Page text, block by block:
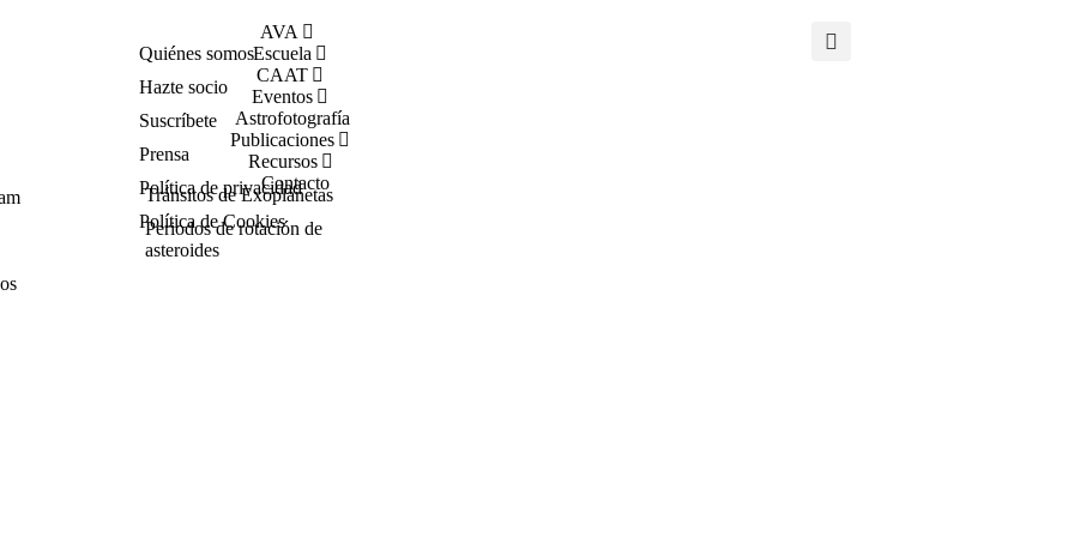
AVA
Quiénes somos
Hazte socio
Suscríbete
Prensa
Política de privacidad
Política de Cookies
Escuela
CAAT
Eventos
Astrofotografía
Publicaciones
Tránsitos de Exoplanetas
Periodos de rotación de
asteroides
Recursos
Contacto